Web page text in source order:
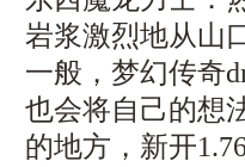
岩浆激烈地从山
一般，梦幻传奇
也会将自己的想
的地方，新开